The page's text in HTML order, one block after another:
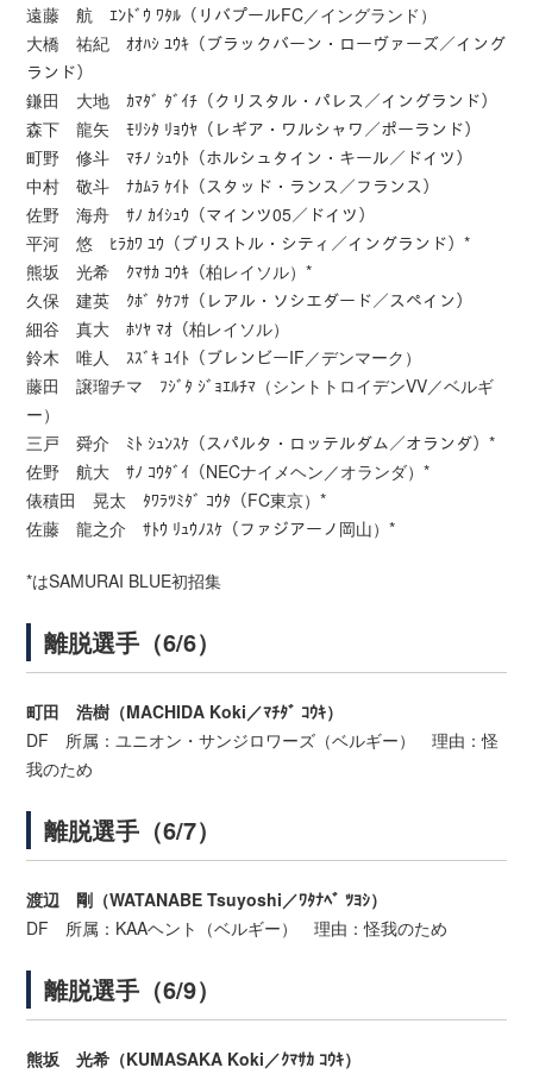
遠藤 航 ｴﾝﾄﾞｳ ﾜﾀﾙ（リバプールFC／イングランド）
大橋 祐紀 ｵｵﾊｼ ﾕｳｷ（ブラックバーン・ローヴァーズ／イング
ランド）
鎌田 大地 ｶﾏﾀﾞ ﾀﾞｲﾁ（クリスタル・パレス／イングランド）
森下 龍矢 ﾓﾘｼﾀ ﾘｮｳﾔ（レギア・ワルシャワ／ポーランド）
町野 修斗 ﾏﾁﾉ ｼｭｳﾄ（ホルシュタイン・キール／ドイツ）
中村 敬斗 ﾅｶﾑﾗ ｹｲﾄ（スタッド・ランス／フランス）
佐野 海舟 ｻﾉ ｶｲｼｭｳ（マインツ05／ドイツ）
平河 悠 ﾋﾗｶﾜ ﾕｳ（ブリストル・シティ／イングランド）*
熊坂 光希 ｸﾏｻｶ ｺｳｷ（柏レイソル）*
久保 建英 ｸﾎﾞ ﾀｹﾌｻ（レアル・ソシエダード／スペイン）
細谷 真大 ﾎｿﾔ ﾏｵ（柏レイソル）
鈴木 唯人 ｽｽﾞｷ ﾕｲﾄ（ブレンビーIF／デンマーク）
藤田 譲瑠チマ ﾌｼﾞﾀ ｼﾞｮｴﾙﾁﾏ（シントトロイデンVV／ベルギ
ー）
三戸 舜介 ﾐﾄ ｼｭﾝｽｹ（スパルタ・ロッテルダム／オランダ）*
佐野 航大 ｻﾉ ｺｳﾀﾞｲ（NECナイメヘン／オランダ）*
俵積田 晃太 ﾀﾜﾗﾂﾐﾀﾞ ｺｳﾀ（FC東京）*
佐藤 龍之介 ｻﾄｳ ﾘｭｳﾉｽｹ（ファジアーノ岡山）*
*はSAMURAI BLUE初招集
離脱選手（6/6）
町田 浩樹（MACHIDA Koki／ﾏﾁﾀﾞ ｺｳｷ）
DF 所属：ユニオン・サンジロワーズ（ベルギー） 理由：怪
我のため
離脱選手（6/7）
渡辺 剛（WATANABE Tsuyoshi／ﾜﾀﾅﾍﾞ ﾂﾖｼ）
DF 所属：KAAヘント（ベルギー） 理由：怪我のため
離脱選手（6/9）
熊坂 光希（KUMASAKA Koki／ｸﾏｻｶ ｺｳｷ）